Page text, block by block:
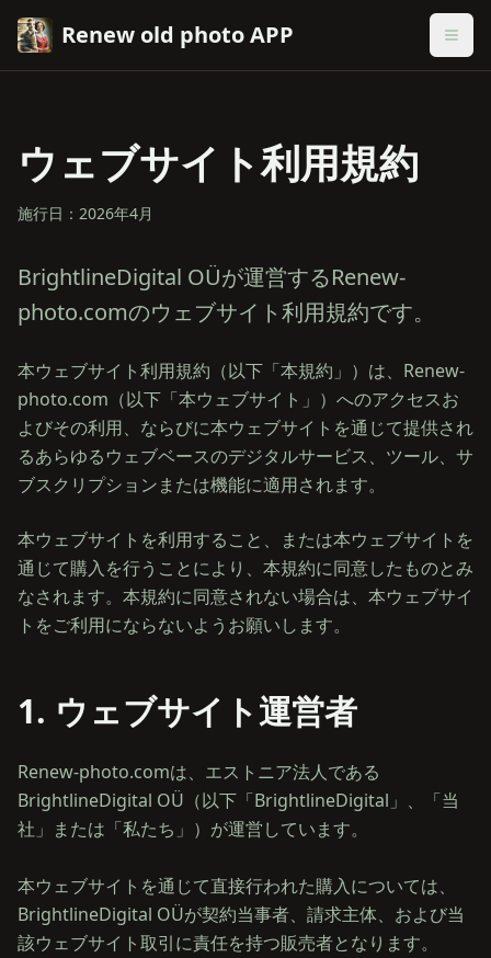
Renew old photo APP
ウェブサイト利用規約
施行日：2026年4月
BrightlineDigital OÜが運営するRenew-
photo.comのウェブサイト利用規約です。
本ウェブサイト利用規約（以下「本規約」）は、Renew-
photo.com（以下「本ウェブサイト」）へのアクセスお
よびその利用、ならびに本ウェブサイトを通じて提供され
るあらゆるウェブベースのデジタルサービス、ツール、サ
ブスクリプションまたは機能に適用されます。
本ウェブサイトを利用すること、または本ウェブサイトを
通じて購入を行うことにより、本規約に同意したものとみ
なされます。本規約に同意されない場合は、本ウェブサイ
トをご利用にならないようお願いします。
1. ウェブサイト運営者
Renew-photo.comは、エストニア法人である
BrightlineDigital OÜ（以下「BrightlineDigital」、「当
社」または「私たち」）が運営しています。
本ウェブサイトを通じて直接行われた購入については、
BrightlineDigital OÜが契約当事者、請求主体、および当
該ウェブサイト取引に責任を持つ販売者となります。